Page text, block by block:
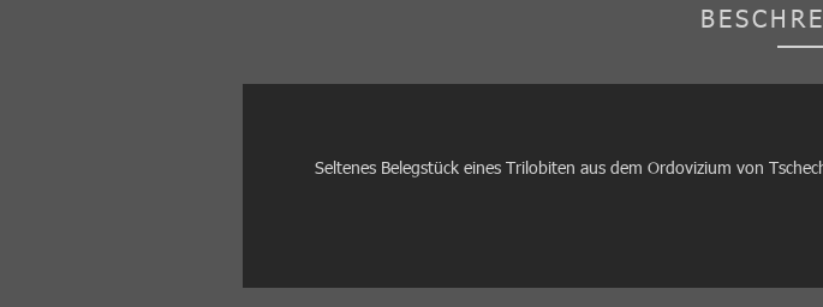
Seltenes Belegstück eines Trilobiten aus dem Ordovizium von